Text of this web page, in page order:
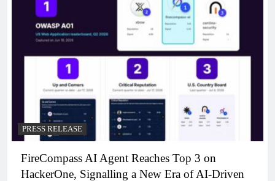
PRESS RELEASE
FireCompass AI Agent Reaches Top 3 on
HackerOne, Signalling a New Era of AI-Driven